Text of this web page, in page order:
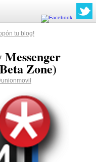
tu blog!
Zone)